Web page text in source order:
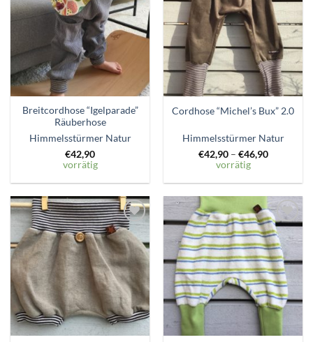
hinzufügen
Breitcordhose “Igelparade”
Räuberhose
Himmelsstürmer Natur
€42,90
vorrätig
hinzufügen
Cordhose “Michel’s Bux” 2.0
Himmelsstürmer Natur
€42,90– €46,90
vorrätig
Zum
Wunschzettel
hinzufügen
Zum
Wunschzettel
hinzufügen